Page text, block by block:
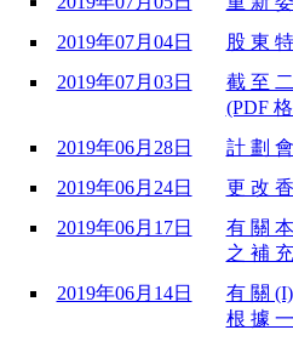
2019年07月04日
股 東
2019年07月03日
截 至
(PDF
2019年06月28日
計 劃
2019年06月24日
更 改
2019年06月17日
有 關
之 補
2019年06月14日
有 關
根 據